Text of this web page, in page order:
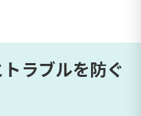
ラブルを防ぐ